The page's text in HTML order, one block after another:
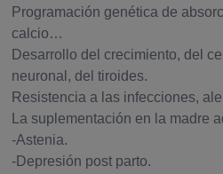
Programación genética de
calcio…
Desarrollo del crecimiento, del
neuronal, del tiroides.
Resistencia a las infecciones,
La suplementación en la madre
-Astenia.
-Depresión post parto.